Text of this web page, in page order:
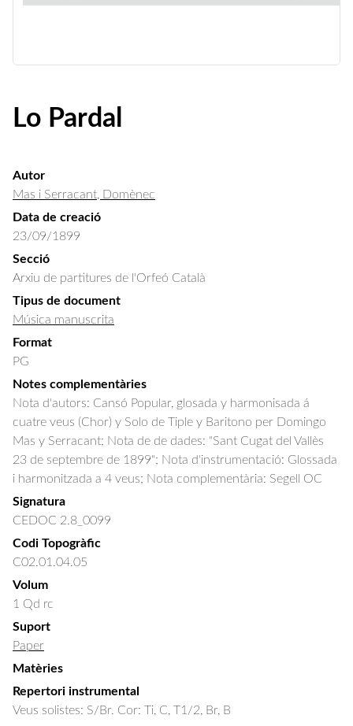
Lo Pardal
Autor
Mas i Serracant, Domènec
Data de creació
23/09/1899
Secció
Arxiu de partitures de l'Orfeó Català
Tipus de document
Música manuscrita
Format
PG
Notes complementàries
Nota d'autors: Cansó Popular, glosada y harmonisada á
cuatre veus (Chor) y Solo de Tiple y Baritono per Domingo
Mas y Serracant; Nota de de dades: "Sant Cugat del Vallès
23 de septembre de 1899"; Nota d'instrumentació: Glossada
i harmonitzada a 4 veus; Nota complementària: Segell OC
Signatura
CEDOC 2.8_0099
Codi Topogràfic
C02.01.04.05
Volum
1 Qd rc
Suport
Paper
Matèries
Repertori instrumental
Veus solistes: S/Br. Cor: Ti, C, T1/2, Br, B